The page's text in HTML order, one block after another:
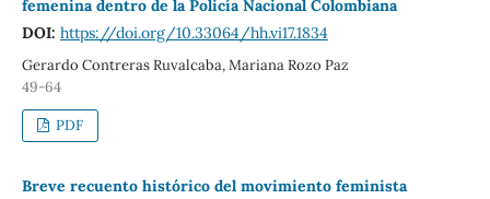
femenina dentro de la Policía Nacional Colombiana
DOI: https://doi.org/10.33064/hh.vi17.1834
Gerardo Contreras Ruvalcaba, Mariana Rozo Paz
49-64
PDF
Breve recuento histórico del movimiento feminista